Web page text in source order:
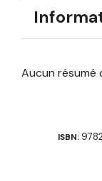
Aucun résumé
ISBN: